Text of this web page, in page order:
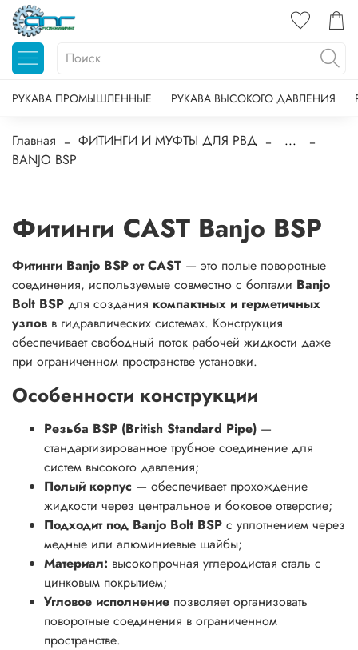
РУКАВА ПРОМЫШЛЕННЫЕ РУКАВА ВЫСОКОГО ДАВЛЕНИЯ
Главная ФИТИНГИ И МУФТЫ ДЛЯ РВД
...
BANJO BSP
Фитинги CAST Banjo BSP
Фитинги Banjo BSP от CAST — это полые поворотные
соединения, используемые совместно с болтами Banjo
Bolt BSP для создания компактных и герметичных
узлов в гидравлических системах. Конструкция
обеспечивает свободный поток рабочей жидкости даже
при ограниченном пространстве установки.
Особенности конструкции
Резьба BSP (British Standard Pipe) —
стандартизированное трубное соединение для
систем высокого давления;
Полый корпус — обеспечивает прохождение
жидкости через центральное и боковое отверстие;
Подходит под Banjo Bolt BSP с уплотнением через
медные или алюминиевые шайбы;
Материал: высокопрочная углеродистая сталь с
цинковым покрытием;
Угловое исполнение позволяет организовать
поворотные соединения в ограниченном
пространстве.